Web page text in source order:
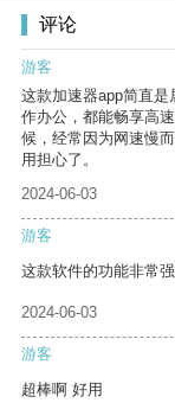
评论
游客
这款加速器app简直
作办公，都能畅享高
候，经常因为网速慢
用担心了。
2024-06-03
游客
这款软件的功能非常
2024-06-03
游客
超棒啊 好用